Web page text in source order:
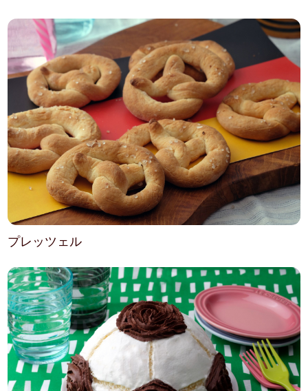
プレッツェル